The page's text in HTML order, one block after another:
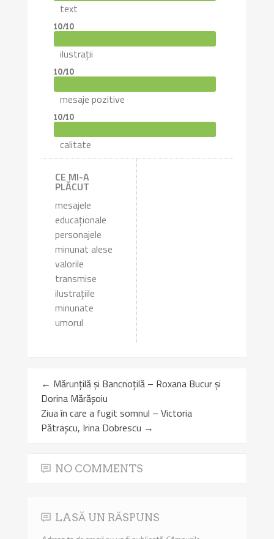
text
10/10
ilustrații
10/10
mesaje pozitive
10/10
calitate
CE MI-A
PLĂCUT
mesajele
educaționale
personajele
minunat alese
valorile
transmise
ilustrațiile
minunate
umorul
← Mărunțilă și Bancnoțilă – Roxana Bucur și
Dorina Mărășoiu
Ziua în care a fugit somnul – Victoria
Pătrașcu, Irina Dobrescu →
NO COMMENTS
LASĂ UN RĂSPUNS